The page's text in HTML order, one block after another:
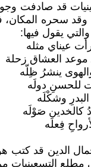
قد صادفت وجود
يقول فيها:
عيناي مثله
العشاق زحلة
ينشرُ ظِلّه
للحسنِ دولَه
وشكْلَه
كالخدين صَوْلَه
فِعلَه
مطلع التسعينيات